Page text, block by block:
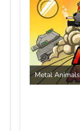
Metal Animals